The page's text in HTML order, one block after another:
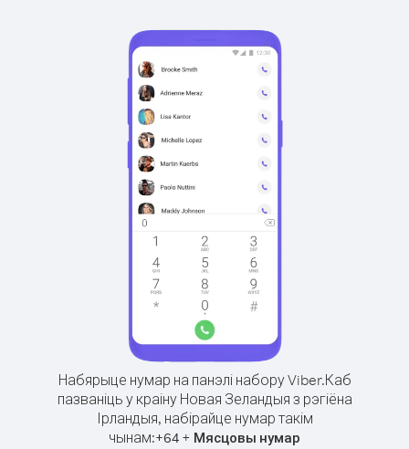
Набярыце нумар на панэлі набору Viber.Каб
пазваніць у краіну Новая Зеландыя з рэгіёна
Ірландыя, набірайце нумар такім
чынам:+64 + Мясцовы нумар